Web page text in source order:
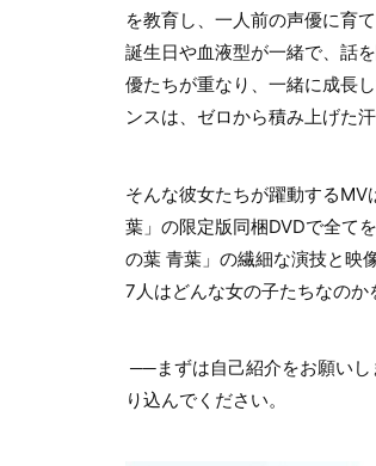
を教育し、一人前の声優に育
誕生日や血液型が一緒で、話
優たちが重なり、一緒に成長
ンスは、ゼロから積み上げた
そんな彼女たちが躍動する
葉」の限定版同梱DVDで全て
の葉 青葉」の繊細な演技と映
7人はどんな女の子たちなのか
──まずは自己紹介をお願いし
り込んでください。